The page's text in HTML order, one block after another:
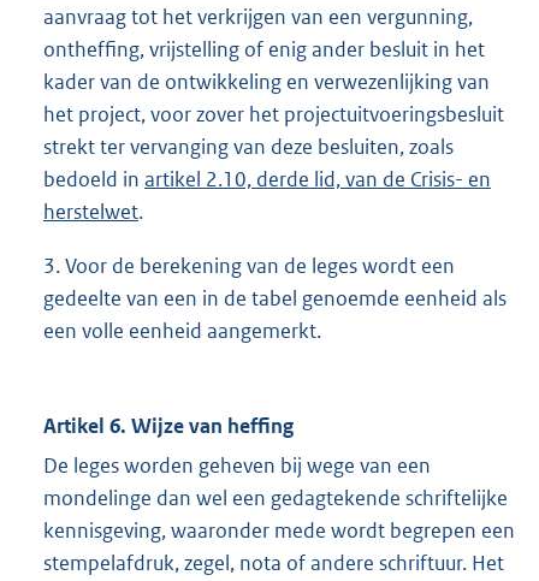
aanvraag tot het verkrijgen van een vergunning,
ontheffing, vrijstelling of enig ander besluit in het
kader van de ontwikkeling en verwezenlijking van
het project, voor zover het projectuitvoeringsbesluit
strekt ter vervanging van deze besluiten, zoals
bedoeld in artikel 2.10, derde lid, van de Crisis- en
herstelwet.
3. Voor de berekening van de leges wordt een
gedeelte van een in de tabel genoemde eenheid als
een volle eenheid aangemerkt.
Artikel 6. Wijze van heffing
De leges worden geheven bij wege van een
mondelinge dan wel een gedagtekende schriftelijke
kennisgeving, waaronder mede wordt begrepen een
stempelafdruk, zegel, nota of andere schriftuur. Het